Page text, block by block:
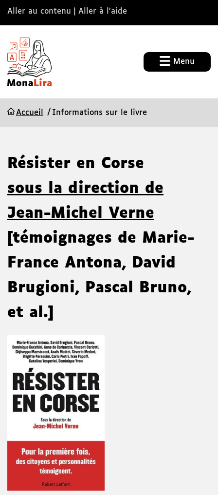
Aller au contenu Aller à l’aide
Menu
Accueil Informations sur le livre
Résister en Corse
sous la direction de
Jean-Michel Verne
[témoignages de Marie-
France Antona, David
Brugioni, Pascal Bruno,
et al.]